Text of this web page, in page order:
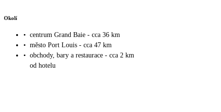
Okolí
• centrum Grand Baie - cca 36 km
• město Port Louis - cca 47 km
• obchody, bary a restaurace - cca 2 km
od hotelu